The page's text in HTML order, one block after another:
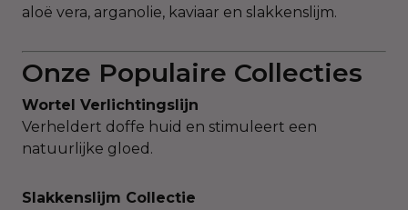
aloë vera, arganolie, kaviaar en slakkenslijm.
Onze Populaire Collecties
Wortel Verlichtingslijn
Verheldert doffe huid en stimuleert een
natuurlijke gloed.
Slakkenslijm Collectie